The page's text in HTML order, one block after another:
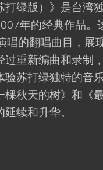
打绿版）》是台
年的经典作品
的翻唱曲目，展
过重新编曲和录制
苏打绿独特的音
秋天的树》和《
续和升华。